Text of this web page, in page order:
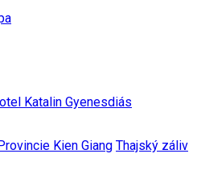
Katalin Gyenesdiás
Kien Giang Thajský záliv